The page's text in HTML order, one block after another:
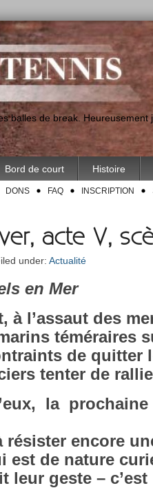
balles de break.
Bord de court Histoire
DONS FAQ INSCRIPTION
acte V,
under: Actualité
en Mer
à l’as­saut des
téméraires
de quitt­er
tent­er de
la
résist­er en­core
est de na­ture
leur geste –